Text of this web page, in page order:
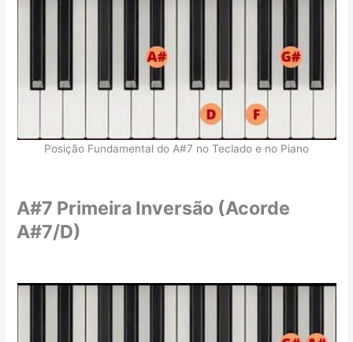
Posição Fundamental do A#7 no Teclado e no Piano
A#7 Primeira Inversão (Acorde
A#7/D)